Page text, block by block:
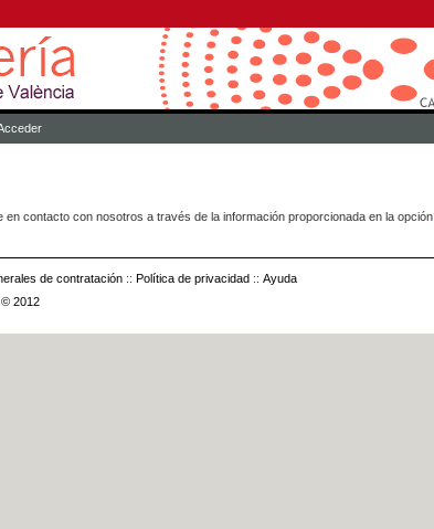
en contacto con nosotros a través de la información proporcionada en la opción
de contratación :: Política de privacidad :: Ayuda
© 2012